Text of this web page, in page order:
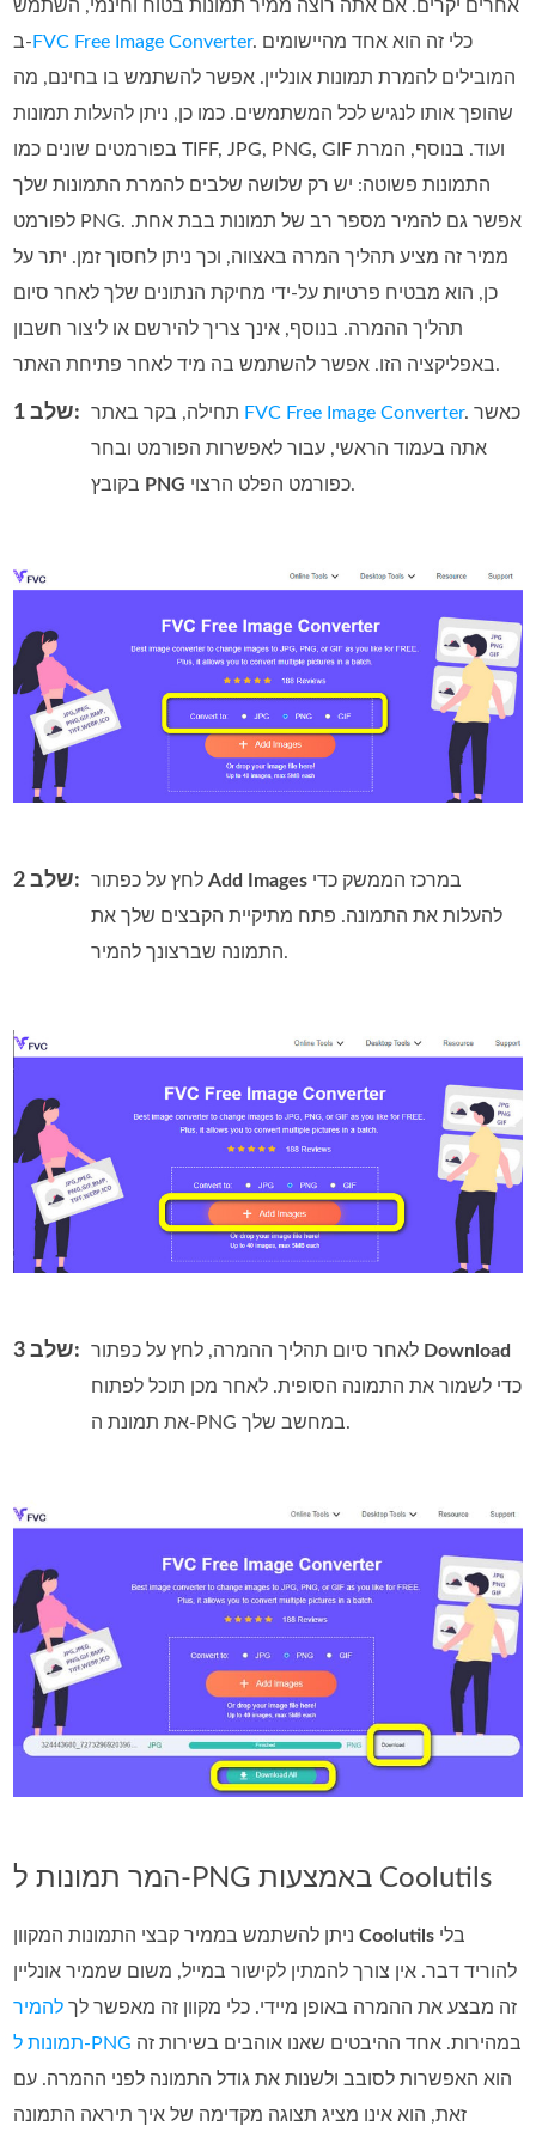
אחרים יקרים. אם אתה רוצה ממיר תמונות בטוח וחינמי, השתמש
ב‑ FVC Free Image Converter. כלי זה הוא אחד מהיישומים
המובילים להמרת תמונות אונליין. אפשר להשתמש בו בחינם, מה
שהופך אותו לנגיש לכל המשתמשים. כמו כן, ניתן להעלות תמונות
בפורמטים שונים כמו TIFF,‏ JPG,‏ PNG,‏ GIF ועוד. בנוסף, המרת
התמונות פשוטה: יש רק שלושה שלבים להמרת התמונות שלך
לפורמט PNG. אפשר גם להמיר מספר רב של תמונות בבת אחת.
ממיר זה מציע תהליך המרה באצווה, וכך ניתן לחסוך זמן. יתר על
כן, הוא מבטיח פרטיות על‑ידי מחיקת הנתונים שלך לאחר סיום
תהליך ההמרה. בנוסף, אינך צריך להירשם או ליצור חשבון
באפליקציה הזו. אפשר להשתמש בה מיד לאחר פתיחת האתר.
שלב 1: FVC Free Image Converter. כאשר
אתה בעמוד הראשי, עבור לאפשרות הפורמט ובחר
PNG כפורמט הפלט הרצוי.
שלב 2: לחץ על כפתורAdd Images
להעלות את התמונה. פתח מתיקיית הקבצים שלך את
התמונה שברצונך להמיר.
שלב 3:
Download
כדי לשמור את התמונה הסופית. לאחר מכן תוכל לפתוח
את תמונת ה‑PNG במחשב שלך.
המר תמונות ל-PNG באמצעות Coolutils
ניתן להשתמש בממיר קבצי התמונות המקווןCoolutils
להוריד דבר. אין צורך להמתין לקישור במייל, משום שממיר אונליין
זה מבצע את ההמרה באופן מיידי. כלי מקוון זה מאפשר לך להמיר
תמונות ל‑PNG
הוא האפשרות לסובב ולשנות את גודל התמונה לפני ההמרה. עם
זאת, הוא אינו מציג תצוגה מקדימה של איך תיראה התמונה